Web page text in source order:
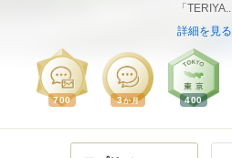
「TERIYA...
詳細を見る
700 3か月 400